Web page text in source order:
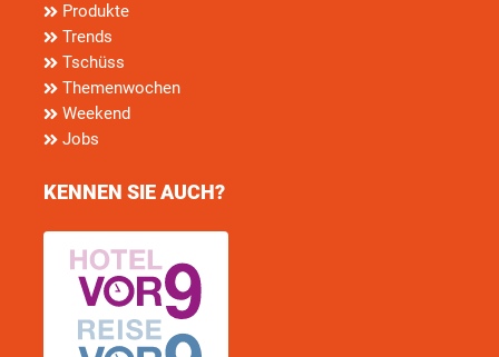
Produkte
Trends
Tschüss
Themenwochen
Weekend
Jobs
KENNEN SIE AUCH?